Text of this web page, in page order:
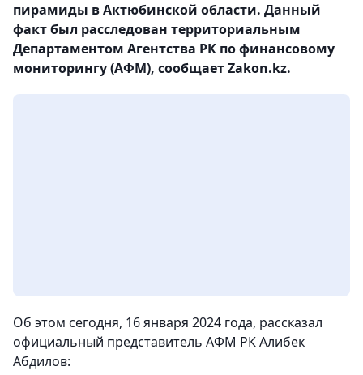
пирамиды в Актюбинской области. Данный
факт был расследован территориальным
Департаментом Агентства РК по финансовому
мониторингу (АФМ), сообщает Zakon.kz.
Об этом сегодня, 16 января 2024 года, рассказал
официальный представитель АФМ РК Алибек
Абдилов: